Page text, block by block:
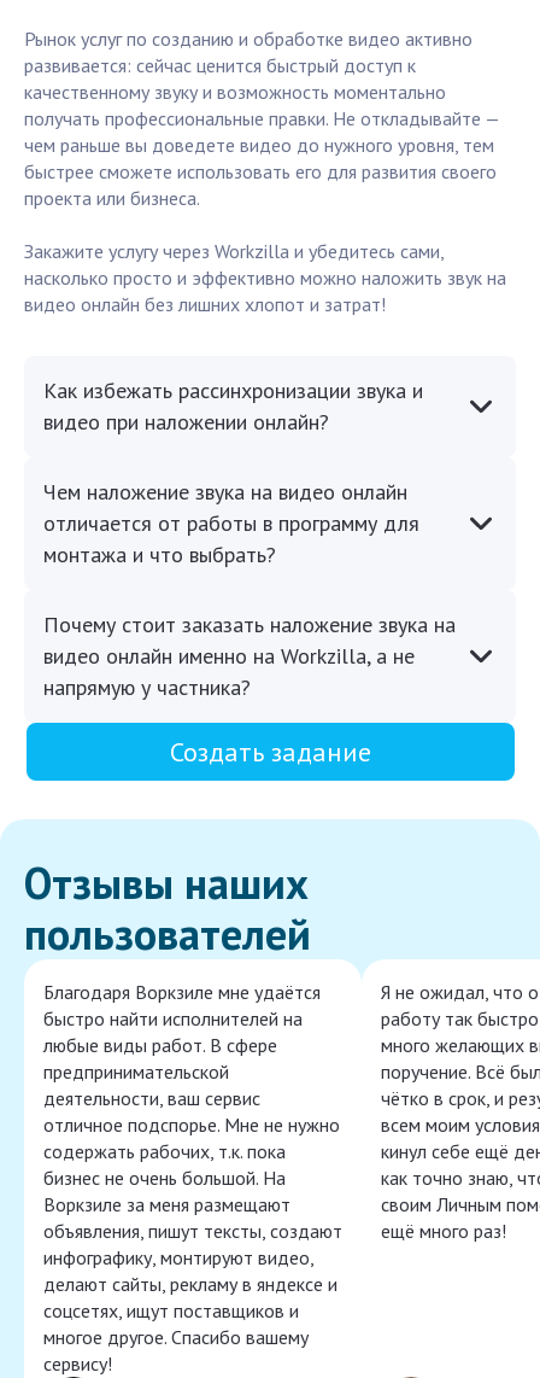
Рынок услуг по созданию и обработке видео активно
развивается: сейчас ценится быстрый доступ к
качественному звуку и возможность моментально
получать профессиональные правки. Не откладывайте —
чем раньше вы доведете видео до нужного уровня, тем
быстрее сможете использовать его для развития своего
проекта или бизнеса.
Закажите услугу через Workzilla и убедитесь сами,
насколько просто и эффективно можно наложить звук на
видео онлайн без лишних хлопот и затрат!
Как избежать рассинхронизации звука и
видео при наложении онлайн?
Чем наложение звука на видео онлайн
отличается от работы в программу для
монтажа и что выбрать?
Почему стоит заказать наложение звука на
видео онлайн именно на Workzilla, а не
напрямую у частника?
Создать задание
Отзывы наших
пользователей
Благодаря Воркзиле мне удаётся
быстро найти исполнителей на
любые виды работ. В сфере
предпринимательской
деятельности, ваш сервис
отличное подспорье. Мне не нужно
содержать рабочих, т.к. пока
бизнес не очень большой. На
Воркзиле за меня размещают
объявления, пишут тексты, создают
инфографику, монтируют видео,
делают сайты, рекламу в яндексе и
соцсетях, ищут поставщиков и
многое другое. Спасибо вашему
сервису!
Я не ожидал, что
работу так
много желающих
поручение. Всё
чётко в срок, и
всем моим
кинул себе ещё
как точно знаю,
своим Личным
ещё много раз!